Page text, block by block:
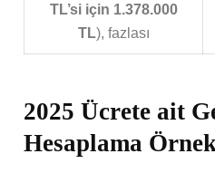
TL’si için 1.378.000
TL), fazlası
2025 Ücrete ait
Hesaplama